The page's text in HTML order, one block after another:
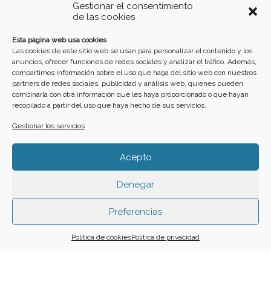
Gestionar el consentimiento
de las cookies
Esta página web usa cookies
Las cookies de este sitio web se usan para personalizar el contenido y los
anuncios, ofrecer funciones de redes sociales y analizar el tráfico. Además,
compartimos información sobre el uso que haga del sitio web con nuestros
partners de redes sociales, publicidad y análisis web, quienes pueden
combinarla con otra información que les haya proporcionado o que hayan
recopilado a partir del uso que haya hecho de sus servicios.
Gestionar los servicios
Acepto
Denegar
Preferencias
Política de cookiesPolítica de privacidad
10 11 12
17 18 19 20 21 22 23
24 25 26 27 28 29
31
Funciona gracias a
Buscar